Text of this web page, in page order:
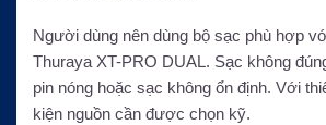
Người dùng nên dùng bộ sạc phù hợp
Thuraya XT-PRO DUAL. Sạc không
pin nóng hoặc sạc không ổn định. Với
kiện nguồn cần được chọn kỹ.